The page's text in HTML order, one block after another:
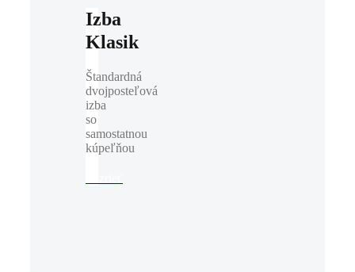
Izba
Klasik
Štandardná
dvojposteľová
izba
so
samostatnou
kúpeľňou